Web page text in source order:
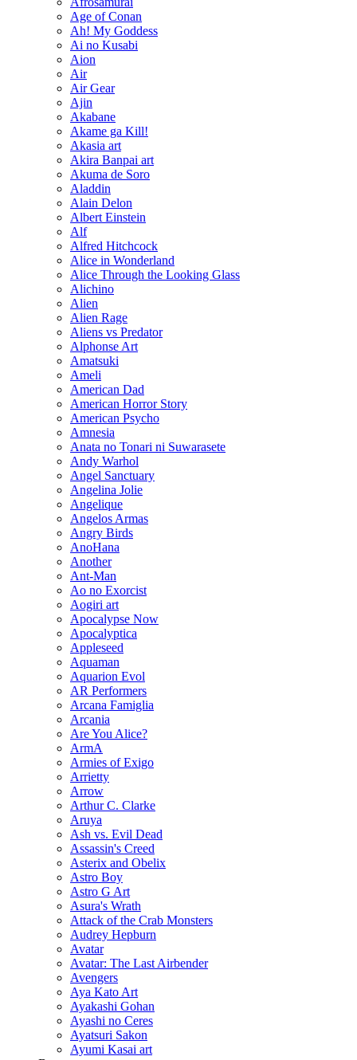
Age of Conan
Ah! My Goddess
Ai no Kusabi
Aion
Air
Air Gear
Ajin
Akabane
Akame ga Kill!
Akasia art
Akira Banpai art
Akuma de Soro
Aladdin
Alain Delon
Albert Einstein
Alf
Alfred Hitchcock
Alice in Wonderland
Alice Through the Looking Glass
Alichino
Alien
Alien Rage
Aliens vs Predator
Alphonse Art
Amatsuki
Ameli
American Dad
American Horror Story
American Psycho
Amnesia
Anata no Tonari ni Suwarasete
Andy Warhol
Angel Sanctuary
Angelina Jolie
Angelique
Angelos Armas
Angry Birds
AnoHana
Another
Ant-Man
Ao no Exorcist
Aogiri art
Apocalypse Now
Apocalyptica
Appleseed
Aquaman
Aquarion Evol
AR Performers
Arcana Famiglia
Arcania
Are You Alice?
ArmA
Armies of Exigo
Arrietty
Arrow
Arthur C. Clarke
Aruya
Ash vs. Evil Dead
Assassin's Creed
Asterix and Obelix
Astro Boy
Astro G Art
Asura's Wrath
Attack of the Crab Monsters
Audrey Hepburn
Avatar
Avatar: The Last Airbender
Avengers
Aya Kato Art
Ayakashi Gohan
Ayashi no Ceres
Ayatsuri Sakon
Ayumi Kasai art